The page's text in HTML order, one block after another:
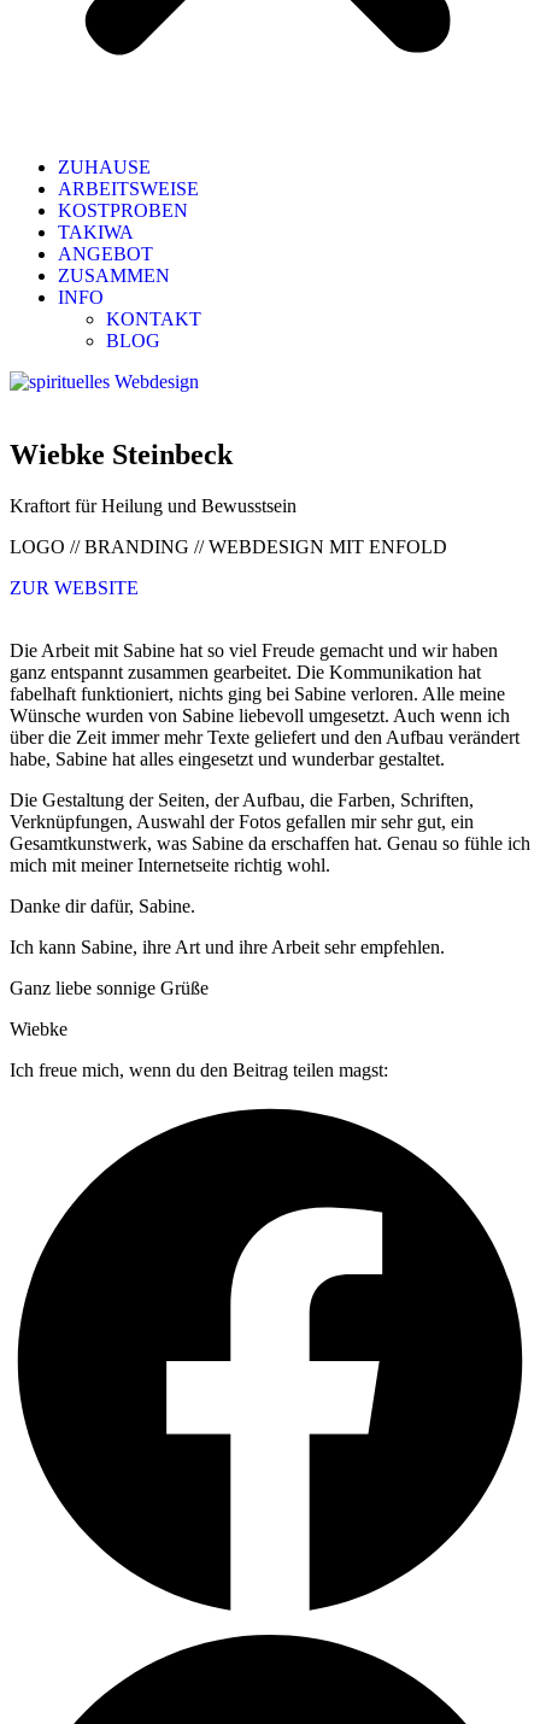
ZUHAUSE
ARBEITSWEISE
KOSTPROBEN
TAKIWA
ANGEBOT
ZUSAMMEN
INFO
KONTAKT
BLOG
Wiebke Steinbeck
Kraftort für Heilung und Bewusstsein
LOGO // BRANDING // WEBDESIGN MIT ENFOLD
ZUR WEBSITE
Die Arbeit mit Sabine hat so viel Freude gemacht und wir haben
ganz entspannt zusammen gearbeitet. Die Kommunikation hat
fabelhaft funktioniert, nichts ging bei Sabine verloren. Alle meine
Wünsche wurden von Sabine liebevoll umgesetzt. Auch wenn ich
über die Zeit immer mehr Texte geliefert und den Aufbau verändert
habe, Sabine hat alles eingesetzt und wunderbar gestaltet.
Die Gestaltung der Seiten, der Aufbau, die Farben, Schriften,
Verknüpfungen, Auswahl der Fotos gefallen mir sehr gut, ein
Gesamtkunstwerk, was Sabine da erschaffen hat. Genau so fühle ich
mich mit meiner Internetseite richtig wohl.
Danke dir dafür, Sabine.
Ich kann Sabine, ihre Art und ihre Arbeit sehr empfehlen.
Ganz liebe sonnige Grüße
Wiebke
Ich freue mich, wenn du den Beitrag teilen magst: